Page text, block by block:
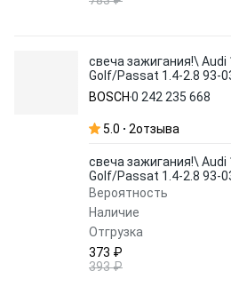
свеча зажигания!\ Audi
Golf/Passat 1.4-2.8 93-
BOSCH 0 242 235 668
5.0 2отзыва
свеча зажигания!\ Audi
Golf/Passat 1.4-2.8 93-
Вероятность
Наличие
Отгрузка
373 ₽
393 ₽